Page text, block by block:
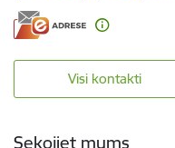
Visi kontakti
Sekojiet mums